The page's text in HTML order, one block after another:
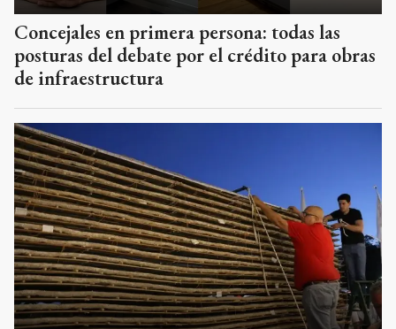
Concejales en primera persona: todas las
posturas del debate por el crédito para obras
de infraestructura